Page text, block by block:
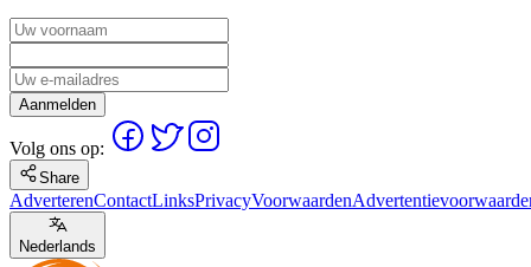
Aanmelden
Volg ons op:
Share
AdverterenContactLinksPrivacyVoorwaarden
Nederlands